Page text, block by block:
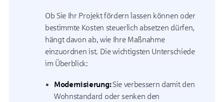
Ob Sie Ihr Projekt fördern lassen können oder
bestimmte Kosten steuerlich absetzen dürfen,
hängt davon ab, wie Ihre Maßnahme
einzuordnen ist. Die wichtigsten Unterschiede
im Überblick:
Modernisierung:Sie verbessern damit den
Wohnstandard oder senken den